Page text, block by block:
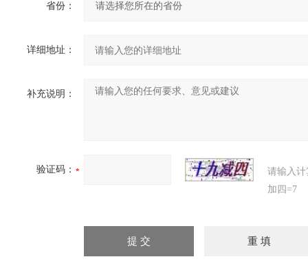
省份：
详细地址：
补充说明：
验证码：
请输入
加四=7